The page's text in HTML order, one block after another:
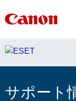
サポート